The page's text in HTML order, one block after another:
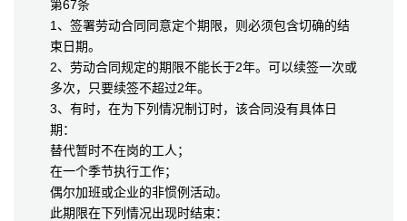
第67条
1、签署劳动合同同意定个期限，则必须包含切确的结
束日期。
2、劳动合同规定的期限不能长于2年。可以续签一次或
多次，只要续签不超过2年。
3、有时，在为下列情况制订时，该合同没有具体日
期：
替代暂时不在岗的工人；
在一个季节执行工作；
偶尔加班或企业的非惯例活动。
此期限在下列情况出现时结束：